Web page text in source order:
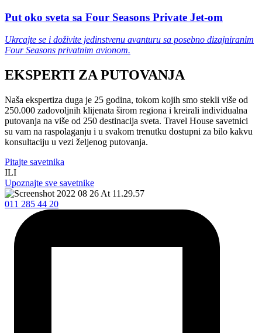
Put oko sveta sa Four Seasons Private Jet-om
Ukrcajte se i doživite jedinstvenu avanturu sa posebno dizajniranim
Four Seasons privatnim avionom.
EKSPERTI ZA PUTOVANJA
Naša ekspertiza duga je 25 godina, tokom kojih smo stekli više od
250.000 zadovoljnih klijenata širom regiona i kreirali individualna
putovanja na više od 250 destinacija sveta. Travel House savetnici
su vam na raspolaganju i u svakom trenutku dostupni za bilo kakvu
konsultaciju u vezi željenog putovanja.
Pitajte savetnika
ILI
Upoznajte sve savetnike
011 285 44 20